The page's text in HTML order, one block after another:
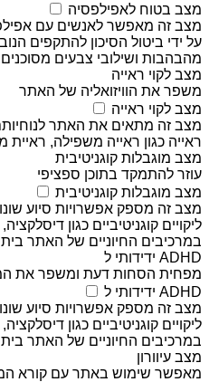
מצב בטוח לאפילפסיה
מצב זה מאפשר לאנשים עם
על ידי ביטול הסיכון להתקפים
מהבהבות ושילובי צבעים
מצב לקוי ראייה
משפר את הוויזואליה של האתר
מצב לקוי ראייה
מצב זה מתאים את האתר
ראייה כגון ראייה משפילה,
מצב מוגבלות קוגניטיבית
עוזר להתמקד בתוכן ספציפי
מצב מוגבלות קוגניטיבית
מצב זה מספק אפשרויות סיוע
במרכיבים החיוניים של האתר
ADHD ידידותי ל
מפחית הסחות דעת ומשפר את
ADHD ידידותי ל
מצב זה מספק אפשרויות סיוע
במרכיבים החיוניים של האתר
מצב עיוורון
מאפשר שימוש באתר עם קורא